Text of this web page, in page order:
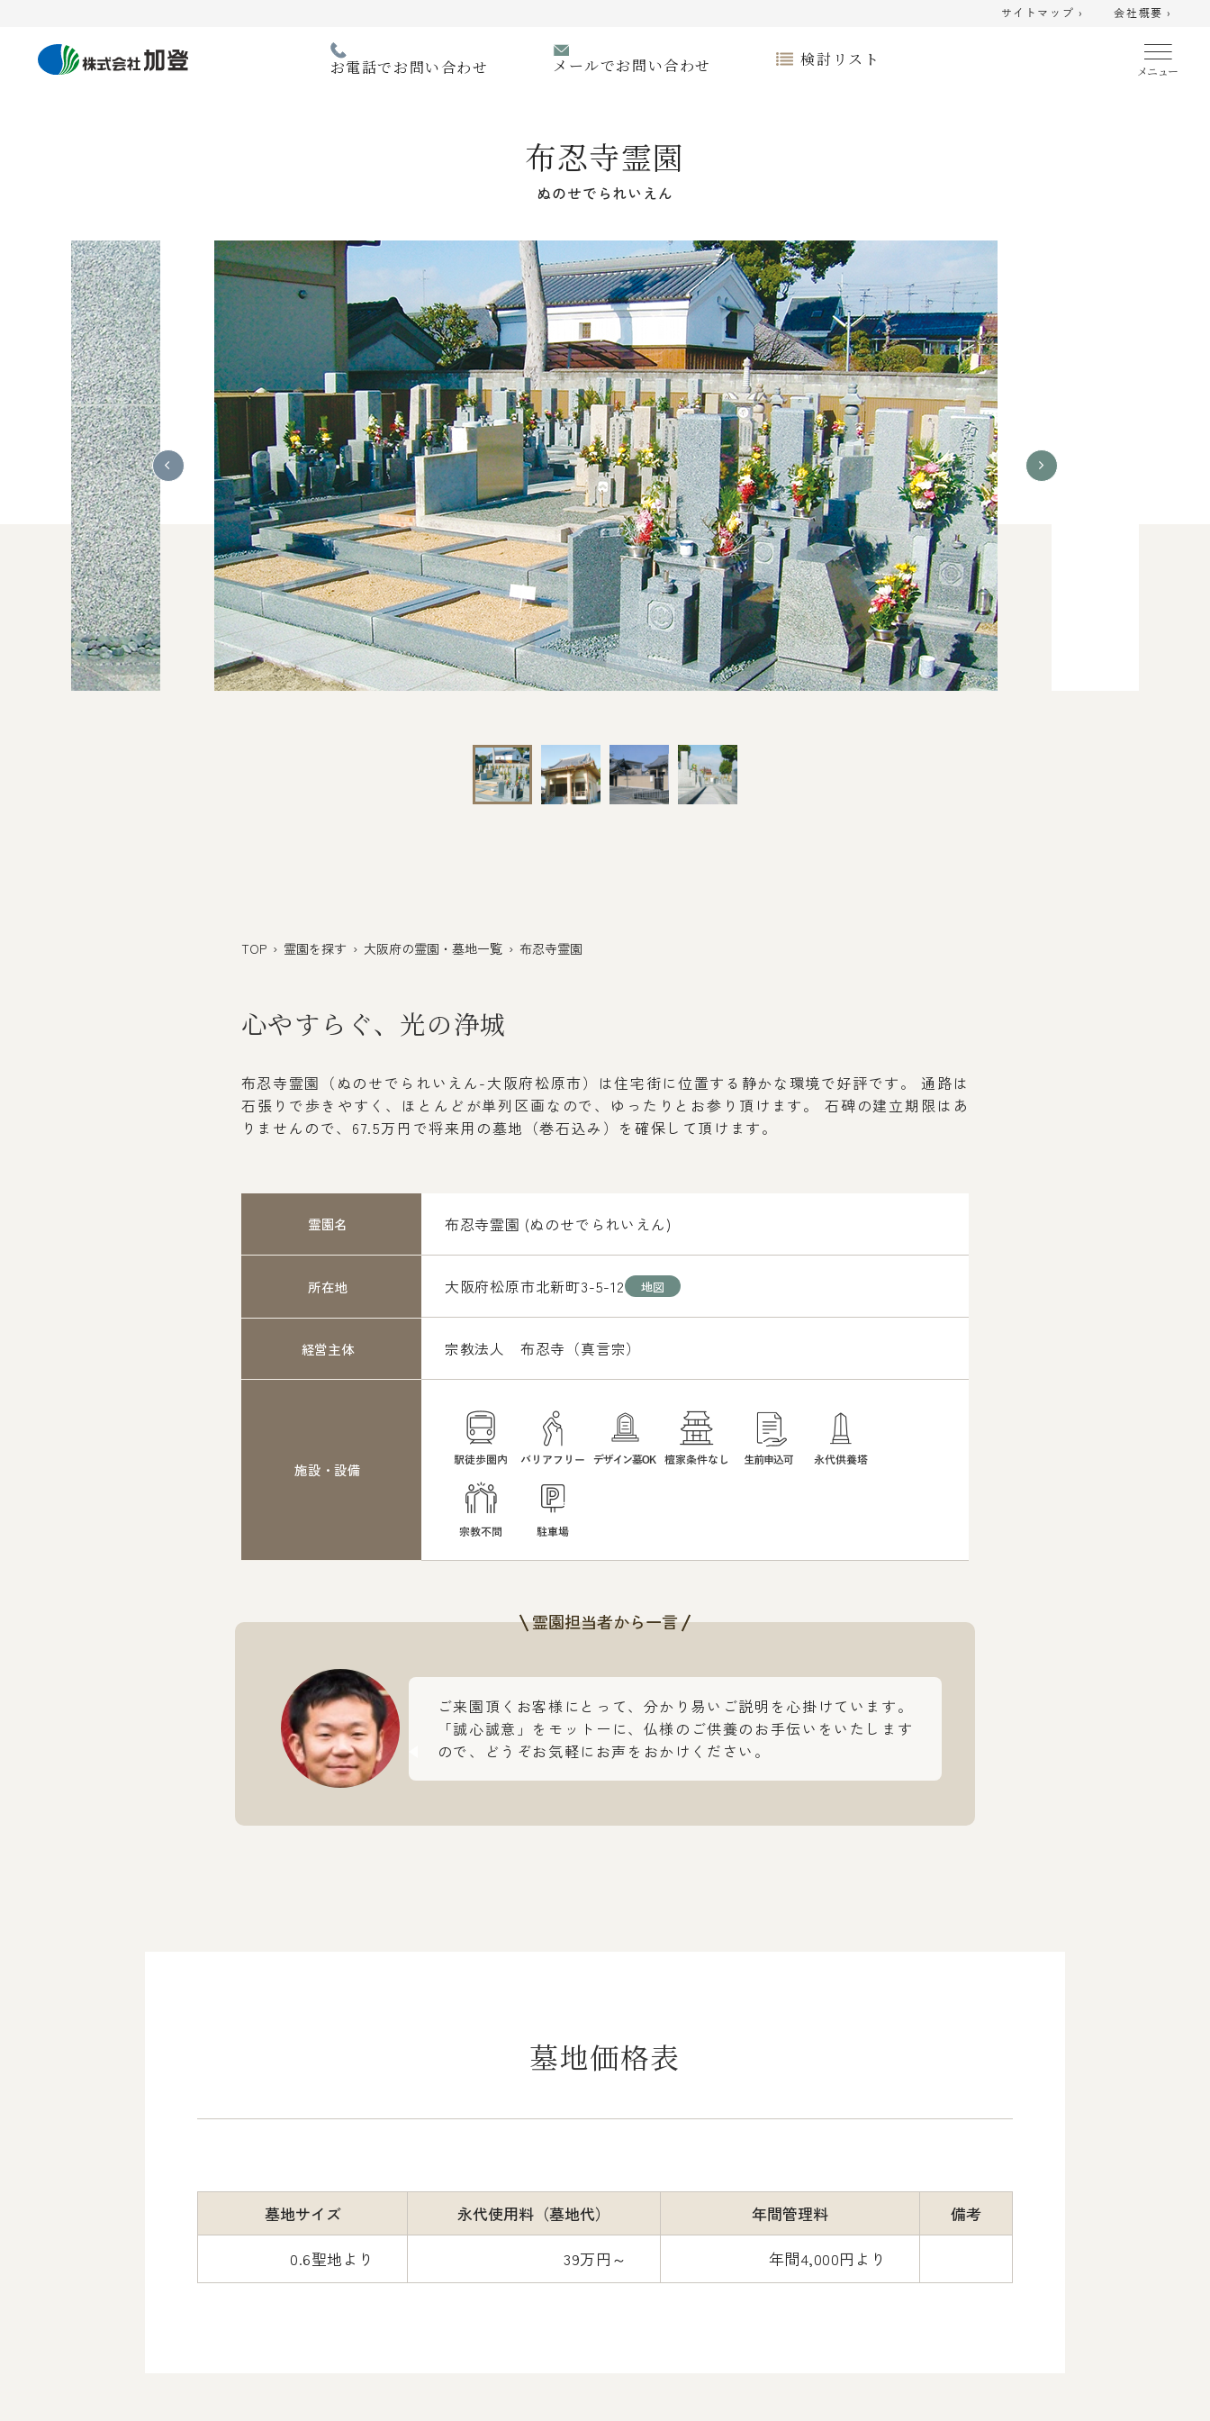
content
サイトマップ › 会社概要 ›
お電話でお問い合わせ メールでお問い合わせ 検討リスト
布忍寺霊園
ぬのせでられいえん
TOP› 霊園を探す › 大阪府の霊園・墓地一覧› 布忍寺霊園
心やすらぐ、光の浄城
布忍寺霊園（ぬのせでられいえん-大阪府松原市）は住宅街に位置する静かな環境で好評です。 通路は
石張りで歩きやすく、ほとんどが単列区画なので、ゆったりとお参り頂けます。 石碑の建立期限はあ
りませんので、67.5万円で将来用の墓地（巻石込み）を確保して頂けます。
霊園名 布忍寺霊園 (ぬのせでられいえん)
所在地 大阪府松原市北新町3-5-12 地図
経営主体 宗教法人 布忍寺（真言宗）
施設・設備
霊園担当者から一言
ご来園頂くお客様にとって、分かり易いご説明を心掛けています。
「誠心誠意」をモットーに、仏様のご供養のお手伝いをいたします
ので、どうぞお気軽にお声をおかけください。
墓地価格表
墓地サイズ 永代使用料 （墓地代） 年間管理料
備考
0.6聖地より
39万円～ 年間4,000円より